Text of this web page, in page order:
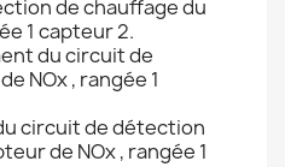
de chauffage du
1 capteur 2.
du circuit de
NOx , rangée 1
circuit de détection
de NOx , rangée 1